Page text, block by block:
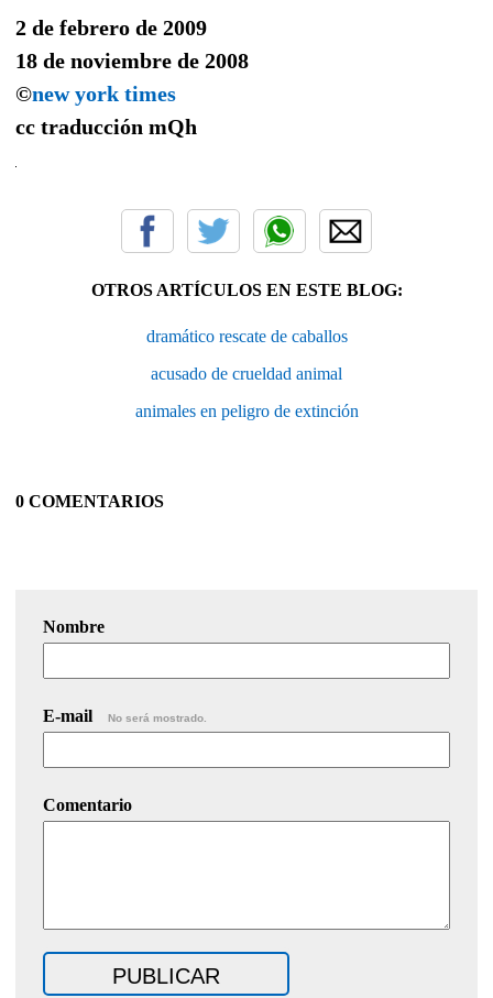
2 de febrero de 2009
18 de noviembre de 2008
©new york times
cc traducción mQh
OTROS ARTÍCULOS EN ESTE BLOG:
dramático rescate de caballos
acusado de crueldad animal
animales en peligro de extinción
0 COMENTARIOS
Nombre
E-mail No será mostrado.
Comentario